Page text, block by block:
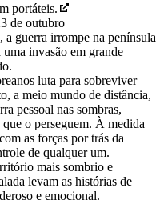
portáteis.
de outubro
guerra irrompe na península
invasão em grande
luta para sobreviver
a meio mundo de distância,
pessoal nas sombras,
o perseguem. À medida
as forças por trás da
de qualquer um.
mais sombrio e
levam as histórias de
e emocional.